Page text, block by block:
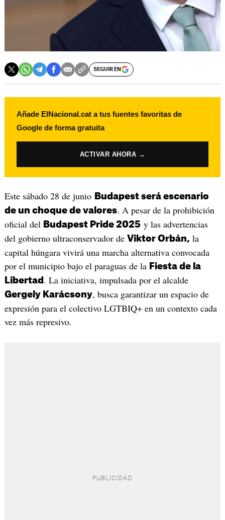
SEGUIR EN
Añade ElNacional.cat a tus fuentes favoritas de
Google de forma gratuita
ACTIVAR AHORA →
Este sábado 28 de junio Budapest será escenario
de un choque de valores. A pesar de la prohibición
oficial del Budapest Pride 2025y las advertencias
del gobierno ultraconservador de Viktor Orbán, la
capital húngara vivirá una marcha alternativa convocada
por el municipio bajo el paraguas de la Fiesta de la
Libertad . La iniciativa, impulsada por el alcalde
Gergely Karácsony, busca garantizar un espacio de
expresión para el colectivo LGTBIQ+ en un contexto cada
vez más represivo.